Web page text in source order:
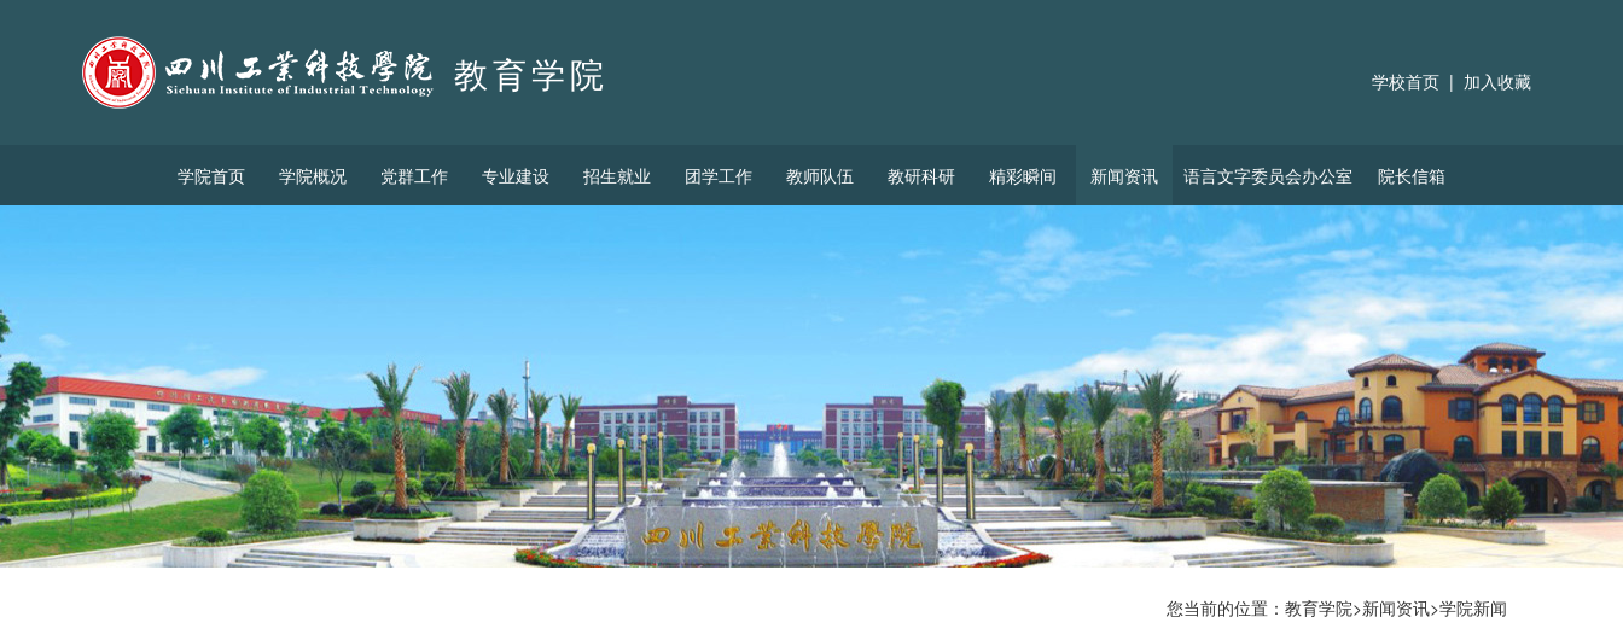
教育学院 学校首页 | 加入收藏
学院首页 学院概况 党群工作 专业建设 招生就业 团学工作 教师队伍 教研科研 精彩瞬间 新闻资讯 语言文字委员会办公室 院长信箱
您当前的位置： 教育学院>新闻资讯>学院新闻